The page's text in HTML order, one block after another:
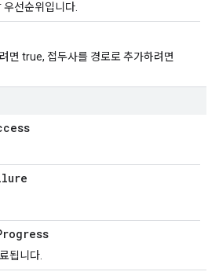
선순위입니다.
면 true, 접두사를 경로로 추가하려면
됩니다.